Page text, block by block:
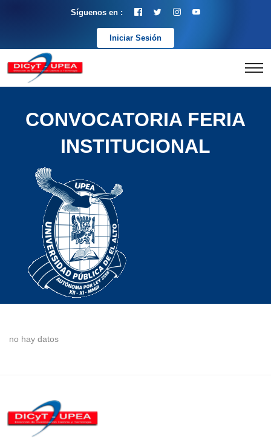
Síguenos en :
Iniciar Sesión
CONVOCATORIA FERIA
INSTITUCIONAL
no hay datos